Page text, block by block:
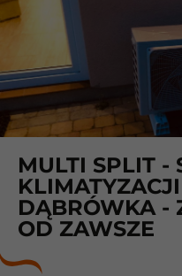
MULTI SPLIT -
DĄBRÓWKA -
OD ZAWSZE